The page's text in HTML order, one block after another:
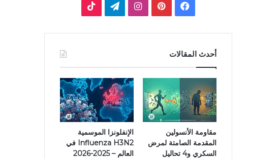
ب
ك
ب
ت
ي
ر
س
ا
ت
ق
ر
ا
م
ق
ر
ا
م
k
T
o
أحدث المقالات
مقاومة الأنسولين
المقدمة الصامتة لمرض
السكري و4 تحاليل
الإنفلونزا الموسمية
Influenza H3N2 في
العالم – 2025-2026